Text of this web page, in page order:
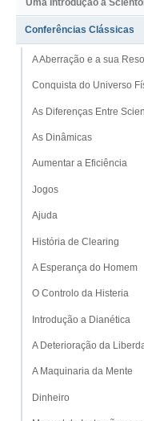
Conferências Clássicas
A Aberração e a sua
Conquista do Universo
As Diferenças Entre
As Dinâmicas
Aumentar a Eficiência
Jogos
Ajuda
História de Clearing
A Esperança do Homem
O Controlo da Histeria
Introdução a Dianética
A Deterioração da
A Maquinaria da Mente
Dinheiro